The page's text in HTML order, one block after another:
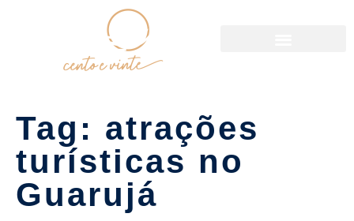
Tag: atrações
turísticas no
Guarujá